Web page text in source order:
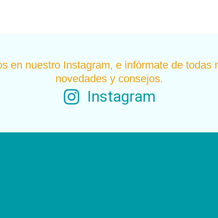
en nuestro Instagram, e infórmate de todas
novedades y consejos.
Instagram